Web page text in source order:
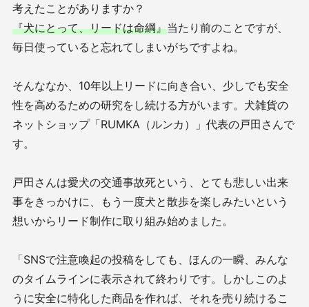
考えたことがありますか？
『犬にとって、リードは命綱』当たり前のことですが、
毎日使っていると忘れてしまいがちですよね。
そんななか、10年以上リードに向き合い、少しでも安全
性を高めるための研究をし続ける方がいます。犬雑貨の
ネットショップ「RUMKA（ルンカ）」代表の戸田さんで
す。
戸田さんは愛犬の交通事故死という、とても悲しい出来
事をきっかけに、もう一度犬と散歩を楽しみたいという
想いからリード制作に取り組み始めました。
「SNSで注意喚起の投稿をしても、ほんの一瞬、みんな
のタイムラインに表示されて終わりです。しかしこのよ
うに安全に特化した商品を作れば、それを売り続けるこ